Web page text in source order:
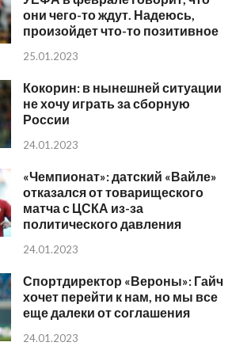
они чего-то ждут. Надеюсь,
произойдет что-то позитивное
25.01.2023
Кокорин: в нынешней ситуации
не хочу играть за сборную
России
24.01.2023
«Чемпионат»: датский «Вайле»
отказался от товарищеского
матча с ЦСКА из-за
политического давления
24.01.2023
Спортдиректор «Вероны»: Гайч
хочет перейти к нам, но мы все
еще далеки от соглашения
24.01.2023